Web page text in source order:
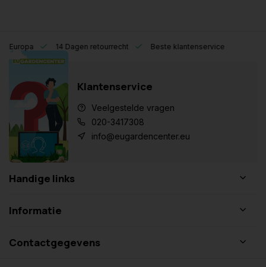
Europa 14 Dagen retourrecht Beste klantenservice
Klantenservice
Veelgestelde vragen
020-3417308
info@eugardencenter.eu
Handige links
Informatie
Contactgegevens